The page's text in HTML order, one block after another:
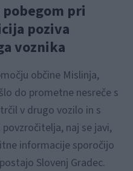
pri
poziva
voznika
občine Mislinja,
do prometne nesreče s
v drugo vozilo in s
naj se javi,
informacije sporočijo
Slovenj Gradec.